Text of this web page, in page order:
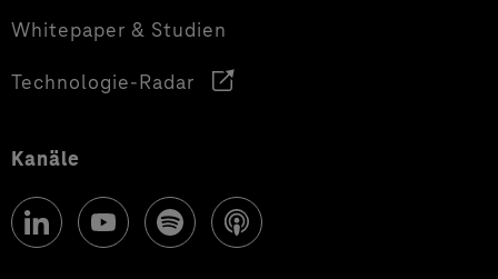
Whitepaper & Studien
Technologie-Radar
Kanäle